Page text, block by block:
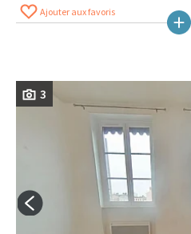
Ajouter aux favoris
3